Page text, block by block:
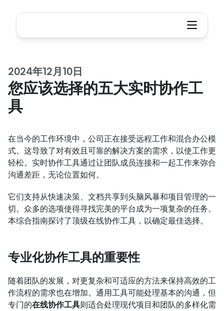
2024年12月10日
您应该选择的五大实时协作工
具
在当今的工作环境中，公司正在接受远程工作和混合办公模
式。这导致了对有效且可靠的解决方案的需求，以使工作更
轻松。实时协作工具通过让团队成员连接和一起工作来弥合
沟通差距，无论位置如何。
它们支持从快速决策、文档共享到头脑风暴和项目管理的一
切。众多的选项使得寻找完美的平台成为一项复杂的任务。
本综合指南探讨了顶级在线协作工具，以确定最佳选择。
专业化协作工具的重要性
随着团队的发展，对更复杂和可适应的方法来保持高效的工
作流程的需求也在增加。通用工具可能处理基本的沟通，但
专门的在线协作工具则适合处理现代项目和团队的多样化需